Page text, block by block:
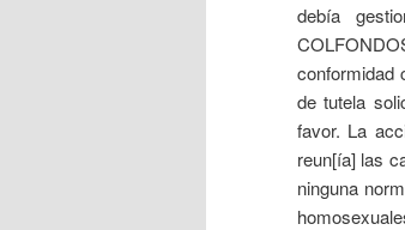
debía
conformidad
de tutela
favor. La
reun[ía] las
ninguna